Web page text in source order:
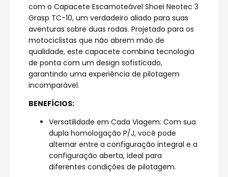
com o Capacete Escamoteável Shoei Neotec 3
Grasp TC-10, um verdadeiro aliado para suas
aventuras sobre duas rodas. Projetado para os
motociclistas que não abrem mão de
qualidade, este capacete combina tecnologia
de ponta com um design sofisticado,
garantindo uma experiência de pilotagem
incomparável.
BENEFÍCIOS:
Versatilidade em Cada Viagem: Com sua
dupla homologação P/J, você pode
alternar entre a configuração integral e a
configuração aberta, ideal para
diferentes condições de pilotagem.